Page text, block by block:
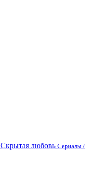
Скрытая любовь Сериалы /